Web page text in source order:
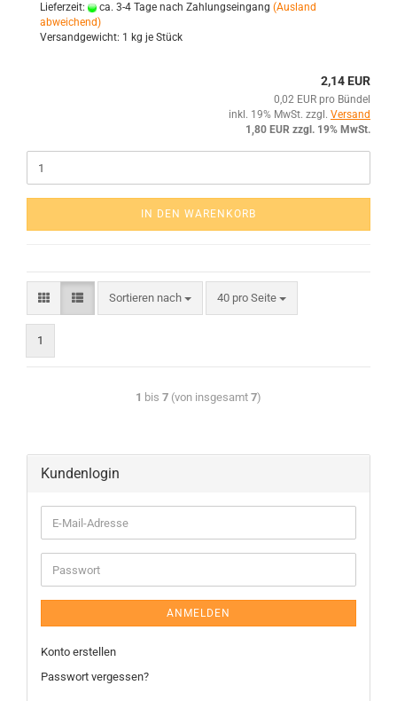
Lieferzeit:
ca. 3-4 Tage nach Zahlungseingang (Ausland
abweichend)
Versandgewicht: 1 kg je Stück
2,14 EUR
0,02 EUR pro Bündel
inkl. 19% MwSt. zzgl. Versand
1,80 EUR zzgl. 19% MwSt.
IN DEN WARENKORB
Sortieren nach 40 pro Seite
1
1 bis 7 (von insgesamt 7)
Kundenlogin
ANMELDEN
Konto erstellen
Passwort vergessen?